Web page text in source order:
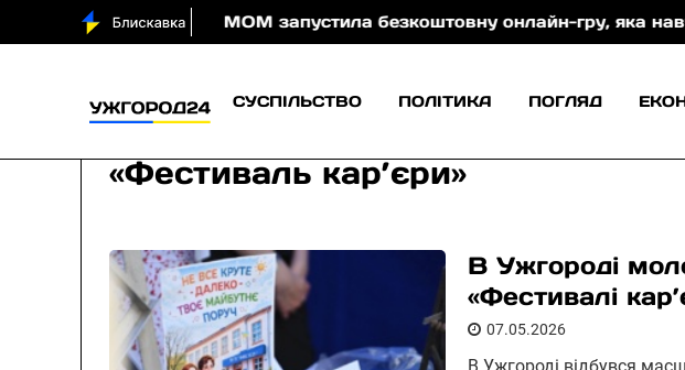
вночі МОМ запустила безкоштовну онлайн-гру, яка навчає
СУСПІЛЬСТВО ПОЛІТИКА ПОГЛЯД
«Фестиваль кар’єри»
В Ужгороді
«Фестивалі
07.05.2026